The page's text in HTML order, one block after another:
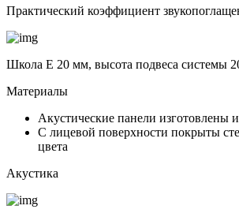
Практический коэффициент
Школа Е 20 мм, высота подвеса системы
Материалы
Акустические панели изготовлены
С лицевой поверхности покрыты
цвета
Акустика